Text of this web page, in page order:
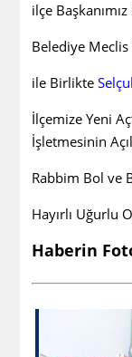
ilçe Başkanımız
Belediye Meclis
ile Birlikte
İlçemize Yeni
İşletmesinin
Rabbim Bol ve
Hayırlı Uğurlu
Haberin